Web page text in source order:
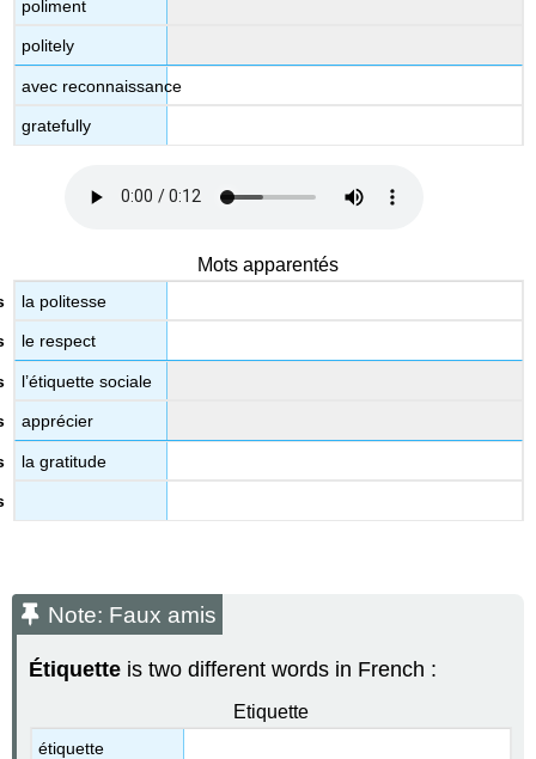
Ressources en
Exercice
1
La
poliment
politely
avec reconnaissance
gratefully
Mots apparentés
la politesse
le respect
l’étiquette sociale
apprécier
la gratitude
Note: Faux amis
Étiquette is two different words in French :
Etiquette
étiquette